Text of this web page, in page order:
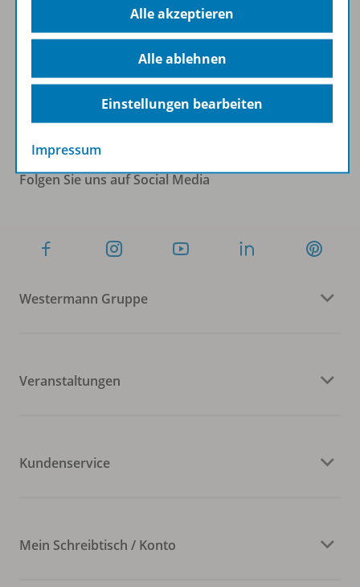
Zum Newsletter anmelden
Folgen Sie uns auf Social Media
Westermann Gruppe
Veranstaltungen
Kundenservice
Mein Schreibtisch / Konto
Alle akzeptieren
Alle ablehnen
Einstellungen bearbeiten
Impressum